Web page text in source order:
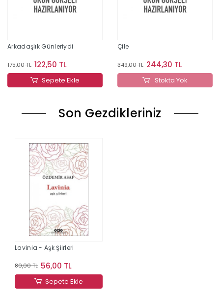
Arkadaşlık Günleriydi
175,00 TL 122,50 TL
Sepete Ekle
Çile
349,00 TL 244,30 TL
Stokta Yok
Son Gezdikleriniz
Lavinia - Aşk Şiirleri
80,00 TL 56,00 TL
Sepete Ekle